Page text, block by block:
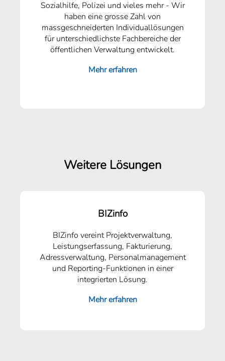
Sozialhilfe, Polizei und vieles mehr - Wir
haben eine grosse Zahl von
massgeschneiderten Individuallösungen
für unterschiedlichste Fachbereiche der
öffentlichen Verwaltung entwickelt.
Mehr erfahren
Weitere Lösungen
BIZinfo
BIZinfo vereint Projektverwaltung,
Leistungserfassung, Fakturierung,
Adressverwaltung, Personalmanagement
und Reporting-Funktionen in einer
integrierten Lösung.
Mehr erfahren